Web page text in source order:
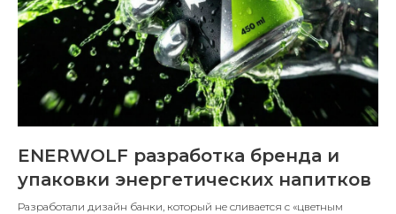
ENERWOLF разработка бренда и
упаковки энергетических напитков
Разработали дизайн банки, который не сливается с «цветным